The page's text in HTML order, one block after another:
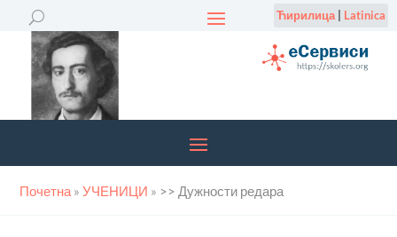
Ћирилица| Latinica
Почетна »УЧЕНИЦИ » >> Дужности редара